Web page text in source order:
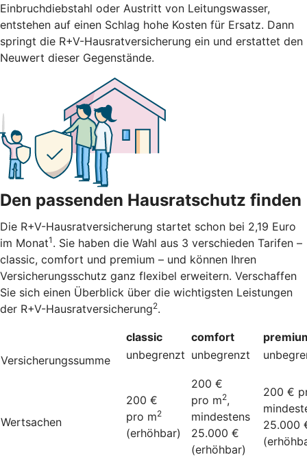
Einbruchdiebstahl oder Austritt von Leitungswasser,
entstehen auf einen Schlag hohe Kosten für Ersatz. Dann
springt die R+V-Hausratversicherung ein und erstattet den
Neuwert dieser Gegenstände.
Den passenden Hausratschutz finden
Die R+V-Hausratversicherung startet schon bei 2,19 Euro
im Monat1 . Sie haben die Wahl aus 3 verschieden Tarifen –
classic, comfort und premium – und können Ihren
Versicherungsschutz ganz flexibel erweitern. Verschaffen
Sie sich einen Überblick über die wichtigsten Leistungen
der R+V-Hausratversicherung2.
classic comfort
Versicherungssumme
unbegrenzt unbegrenzt
Wertsachen
200 €
pro m2
(erhöhbar)
200 €
pro m2,
mindestens
25.000 €
(erhöhbar)
200 €
25.000